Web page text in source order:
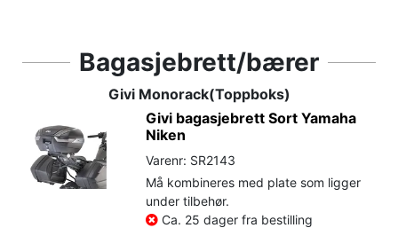
Bagasjebrett/bærer
Givi Monorack(Toppboks)
Givi bagasjebrett Sort Yamaha
Niken
Varenr: SR2143
Må kombineres med plate som ligger
under tilbehør.
Ca. 25 dager fra bestilling